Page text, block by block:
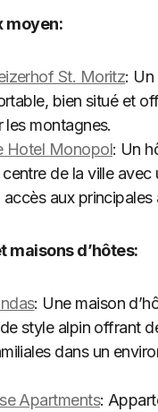
moyen:
St. Moritz: Un
bien situé et
les montagnes.
Hotel Monopol: Un
de la ville avec
accès aux principales
maisons d’hôtes:
: Une maison
style alpin offrant
dans un
Apartments: